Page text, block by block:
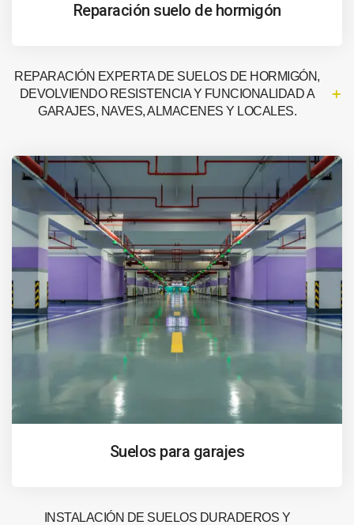
Reparación suelo de hormigón
REPARACIÓN EXPERTA DE SUELOS DE HORMIGÓN,
DEVOLVIENDO RESISTENCIA Y FUNCIONALIDAD A
GARAJES, NAVES, ALMACENES Y LOCALES.
Suelos para garajes
INSTALACIÓN DE SUELOS DURADEROS Y